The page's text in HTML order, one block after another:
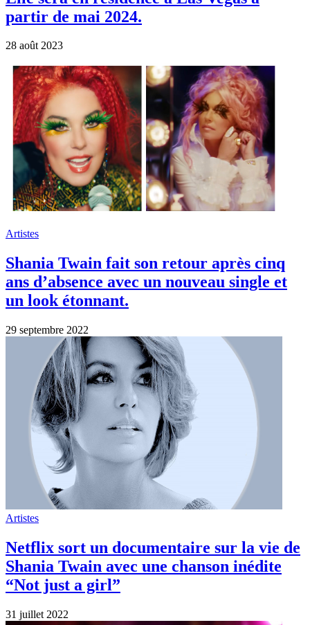
un look étonnant.
29 septembre 2022
Artistes
Netflix sort un documentaire sur la vie de
Shania Twain avec une chanson inédite
“Not just a girl”
31 juillet 2022
Artistes
Medley Live de Shania Twain la reine de
la musique Country aux American Music
Awards 2019
16 janvier 2022